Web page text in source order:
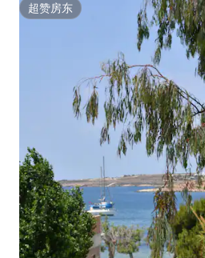
超赞房东
超赞房东